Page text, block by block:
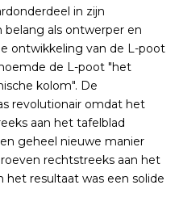
in zijn
als ontwerper en
ontwikkeling van de L-poot
de L-poot "het
kolom". De
revolutionair omdat het
aan het tafelblad
geheel nieuwe manier
rechtstreeks aan het
resultaat was een solide